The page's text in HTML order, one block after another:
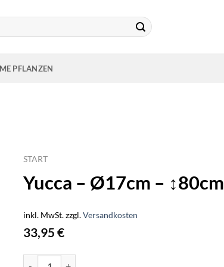
PFLANZEN
START
Yucca – Ø17cm – ↕80cm
inkl. MwSt.zzgl.Versandkosten
33,95€